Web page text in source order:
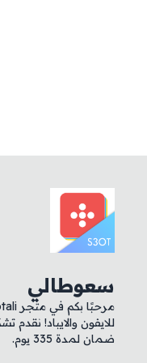
سعوطالي
للايفون والايباد!
ضمان لمدة 335 يوم.